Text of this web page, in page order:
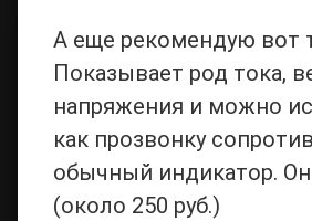
А еще рекомендую вот
Показывает род тока,
напряжения и можно
как прозвонку
обычный индикатор.
(около 250 руб.)